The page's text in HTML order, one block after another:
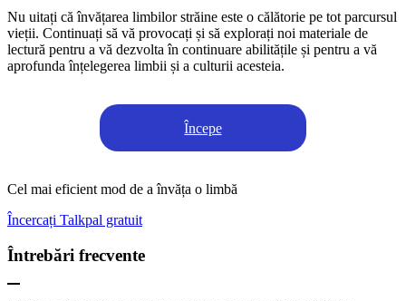
Nu uitați că învățarea limbilor străine este o călătorie pe tot parcursul
vieții. Continuați să vă provocați și să explorați noi materiale de
lectură pentru a vă dezvolta în continuare abilitățile și pentru a vă
aprofunda înțelegerea limbii și a culturii acesteia.
Începe
Cel mai eficient mod de a învăța o limbă
Încercați Talkpal gratuit
Întrebări frecvente